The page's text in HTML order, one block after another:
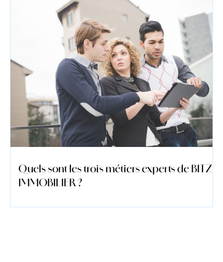
Quels sont les trois métiers experts de BITZ
IMMOBILIER ?